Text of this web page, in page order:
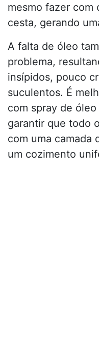
mesmo fazer com
cesta, gerando
A falta de óleo
problema,
insípidos, pouco
suculentos. É
com spray de
garantir que todo
com uma camada
um cozimento